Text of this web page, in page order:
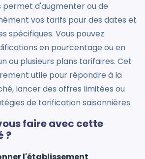
permet d'augmenter ou de
vos tarifs pour des dates et
spécifiques. Vous pouvez
en pourcentage ou en
ou plusieurs plans tarifaires. Cet
utile pour répondre à la
lancer des offres limitées ou
de tarification saisonnières.
faire avec cette
?